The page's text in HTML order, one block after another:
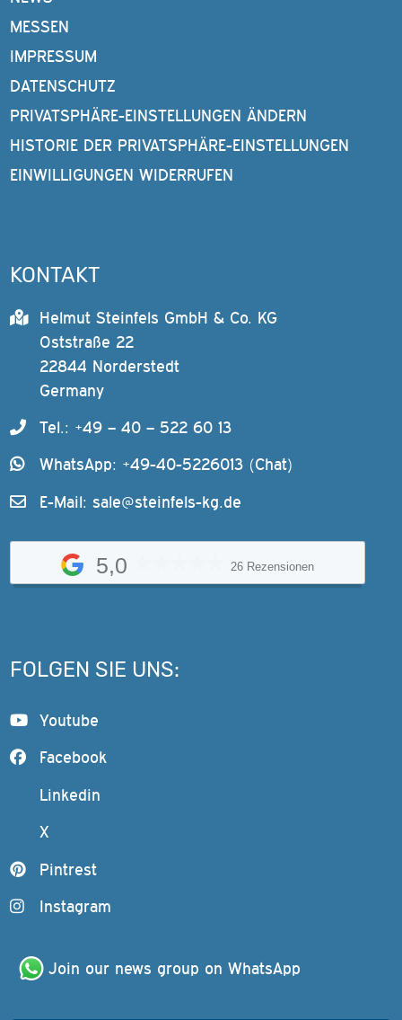
MESSEN
IMPRESSUM
DATENSCHUTZ
PRIVATSPHÄRE-EINSTELLUNGEN ÄNDERN
HISTORIE DER PRIVATSPHÄRE-EINSTELLUNGEN
EINWILLIGUNGEN WIDERRUFEN
KONTAKT
Helmut Steinfels GmbH & Co. KG
Oststraße 22
22844 Norderstedt
Germany
Tel.: +49 – 40 – 522 60 13
WhatsApp: +49-40-5226013 (Chat)
E-Mail: sale@steinfels-kg.de
5,0 26 Rezensionen
FOLGEN SIE UNS:
Youtube
Facebook
Linkedin
X
Pintrest
Instagram
Join our news group on WhatsApp